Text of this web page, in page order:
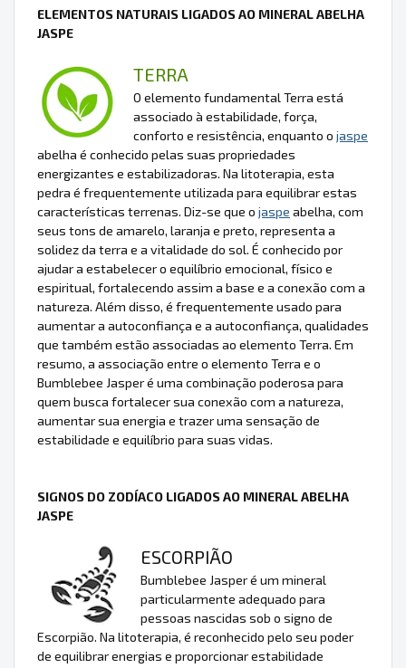
ELEMENTOS NATURAIS LIGADOS AO MINERAL ABELHA
JASPE
TERRA
O elemento fundamental Terra está
associado à estabilidade, força,
conforto e resistência, enquanto o jaspe
abelha é conhecido pelas suas propriedades
energizantes e estabilizadoras. Na litoterapia, esta
pedra é frequentemente utilizada para equilibrar estas
características terrenas. Diz-se que o jaspe abelha, com
seus tons de amarelo, laranja e preto, representa a
solidez da terra e a vitalidade do sol. É conhecido por
ajudar a estabelecer o equilíbrio emocional, físico e
espiritual, fortalecendo assim a base e a conexão com a
natureza. Além disso, é frequentemente usado para
aumentar a autoconfiança e a autoconfiança, qualidades
que também estão associadas ao elemento Terra. Em
resumo, a associação entre o elemento Terra e o
Bumblebee Jasper é uma combinação poderosa para
quem busca fortalecer sua conexão com a natureza,
aumentar sua energia e trazer uma sensação de
estabilidade e equilíbrio para suas vidas.
SIGNOS DO ZODÍACO LIGADOS AO MINERAL ABELHA
JASPE
ESCORPIÃO
Bumblebee Jasper é um mineral
particularmente adequado para
pessoas nascidas sob o signo de
Escorpião. Na litoterapia, é reconhecido pelo seu poder
de equilibrar energias e proporcionar estabilidade